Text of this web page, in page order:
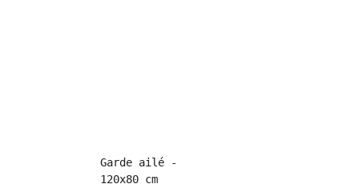
Garde ailé -
120x80 cm